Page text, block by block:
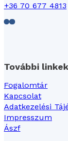
+36 70 677 4813
Follow us on
Follow us on
További linkek
Fogalomtár
Kapcsolat
Adatkezelési
Impresszum
Ászf